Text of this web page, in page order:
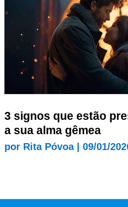
3 signos que estão
a sua alma gêmea
por Rita Póvoa| 09/01/